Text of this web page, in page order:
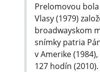
Prelomovou
Vlasy (1979)
broadwayskom
snímky patria
v Amerike
127 hodín (2010).